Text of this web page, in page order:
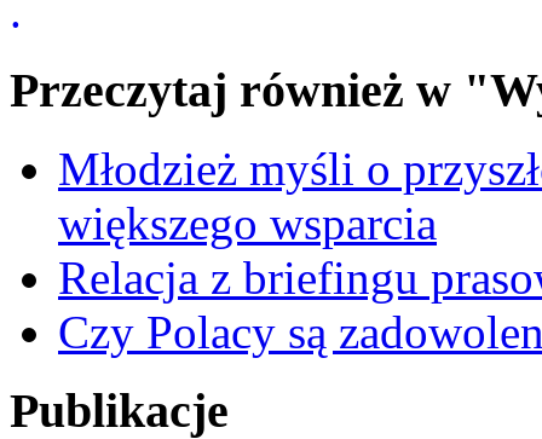
.
Przeczytaj również w
Młodzież myśli o
większego wsparcia
Relacja z briefingu
Czy Polacy są
Publikacje